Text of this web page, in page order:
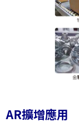
AR擴增應用